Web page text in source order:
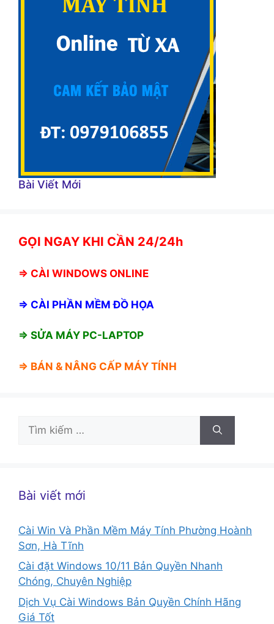
Bài Viết Mới
GỌI NGAY KHI CẦN 24/24h
⇒ CÀI WINDOWS ONLINE
⇒ CÀI PHẦN MỀM ĐỒ HỌA
⇒ SỬA MÁY PC-LAPTOP
⇒ BÁN & NÂNG CẤP MÁY TÍNH
Tìm
kiếm
Bài viết mới
Cài Win Và Phần Mềm Máy Tính Phường Hoành
Sơn, Hà Tĩnh
Cài đặt Windows 10/11 Bản Quyền Nhanh
Chóng, Chuyên Nghiệp
Dịch Vụ Cài Windows Bản Quyền Chính Hãng
Giá Tốt